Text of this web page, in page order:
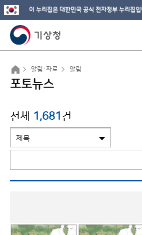
이 누리집은 대한민국 공식 전자정부 누리집
알림·자료 알림
포토뉴스
전체 1,681건